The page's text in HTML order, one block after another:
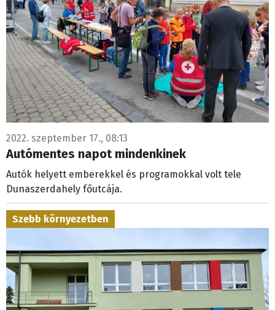
2022. szeptember 17., 08:13
Autómentes napot mindenkinek
Autók helyett emberekkel és programokkal volt tele
Dunaszerdahely főutcája.
Szebb környezetben